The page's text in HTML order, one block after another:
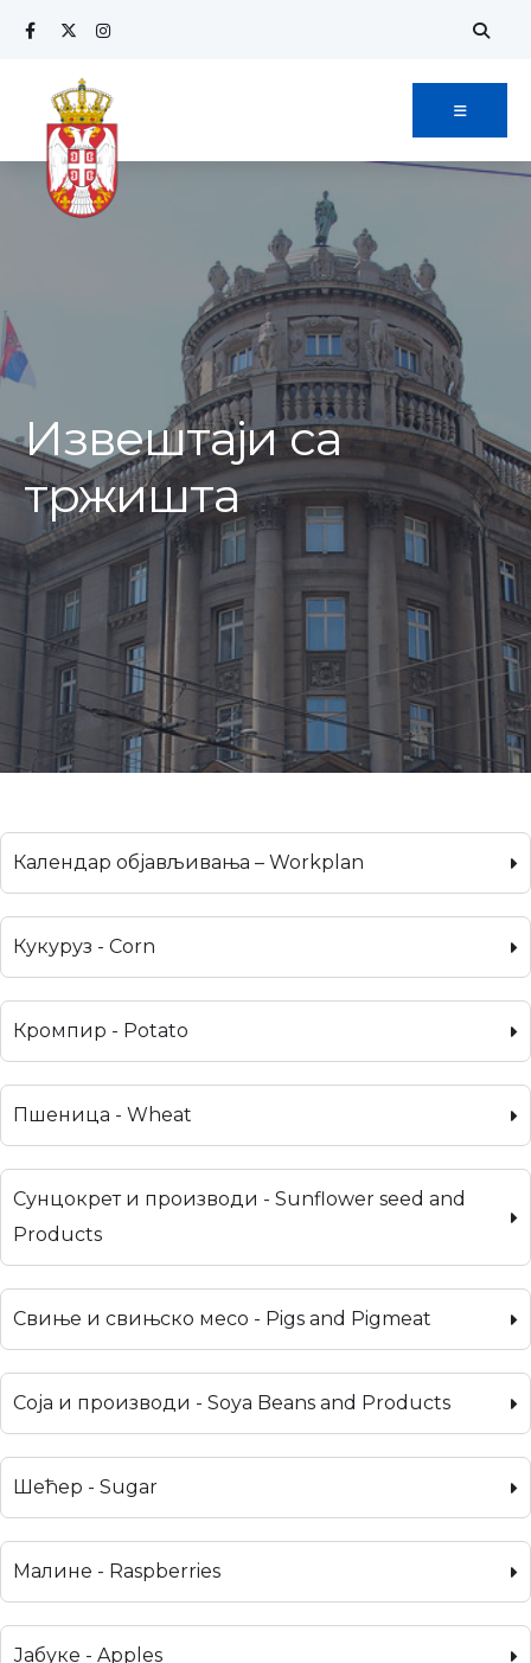
Извештаји са
тржишта
Календар објављивања – Workplan
Кукуруз - Corn
Кромпир - Potato
Пшеница - Wheat
Сунцокрет и производи - Sunflower seed and
Products
Свиње и свињско месо - Pigs and Pigmeat
Соја и производи - Soya Beans and Products
Шећер - Sugar
Малине - Raspberries
Јабуке - Apples